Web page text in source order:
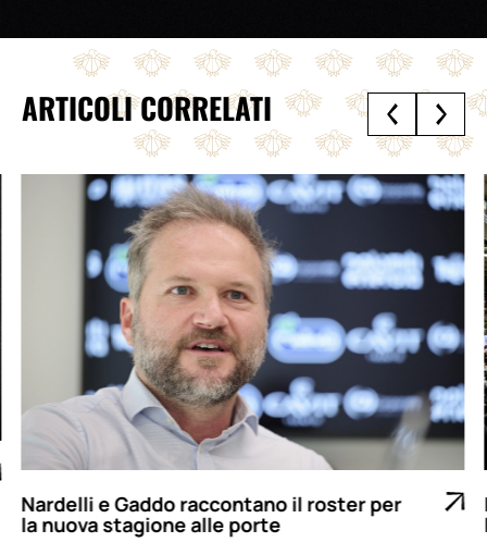
ARTICOLI CORRELATI
Nardelli e Gaddo raccontano il roster per
la nuova stagione alle porte